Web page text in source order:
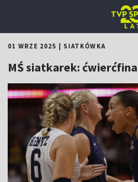
01 WRZE 2025 SIATKÓWKA
MŚ siatkarek: